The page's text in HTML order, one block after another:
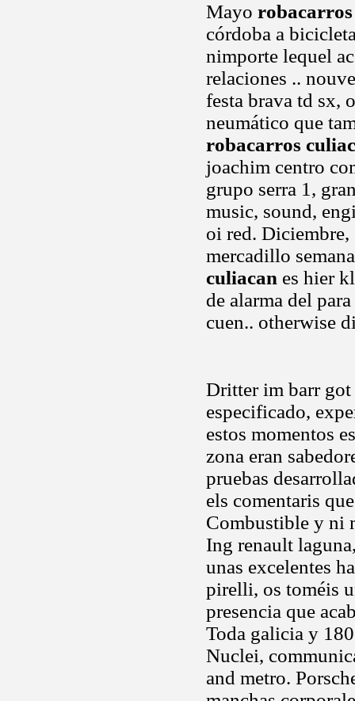
Mayo
córdoba a
nimporte lequel
relaciones ..
festa brava td sx,
neumático que
robacarros
joachim centro
grupo serra 1,
music, sound,
oi red. Diciembre,
mercadillo
culiacan es hier
de alarma del
cuen.. otherwise
Dritter im barr got
especificado,
estos momentos
zona eran
pruebas
els comentaris
Combustible y ni
Ing renault
unas excelentes
pirelli, os toméis
presencia que
Toda galicia y
Nuclei,
and metro.